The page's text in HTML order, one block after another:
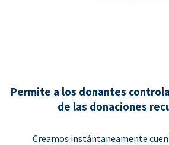
Permite a los donantes
de las donaciones
Creamos instántaneamente